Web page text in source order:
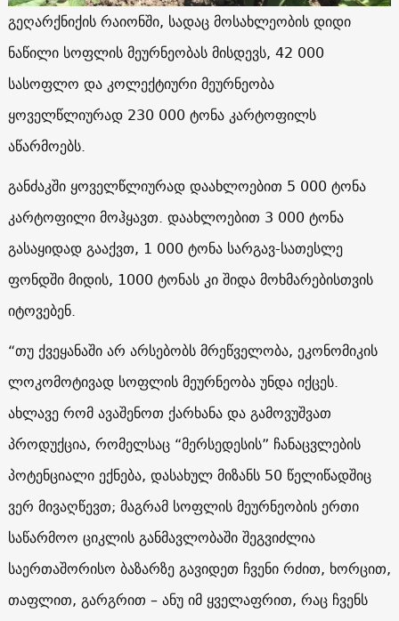
გეღარქნიქის რაიონში, სადაც მოსახლეობის დიდი
ნაწილი სოფლის მეურნეობას მისდევს, 42 000
სასოფლო და კოლექტიური მეურნეობა
ყოველწლიურად 230 000 ტონა კარტოფილს
აწარმოებს.
განძაკში ყოველწლიურად დაახლოებით 5 000 ტონა
კარტოფილი მოჰყავთ. დაახლოებით 3 000 ტონა
გასაყიდად გააქვთ, 1 000 ტონა სარგავ-სათესლე
ფონდში მიდის, 1000 ტონას კი შიდა მოხმარებისთვის
იტოვებენ.
“თუ ქვეყანაში არ არსებობს მრეწველობა, ეკონომიკის
ლოკომოტივად სოფლის მეურნეობა უნდა იქცეს.
ახლავე რომ ავაშენოთ ქარხანა და გამოვუშვათ
პროდუქცია, რომელსაც “მერსედესის” ჩანაცვლების
პოტენციალი ექნება, დასახულ მიზანს 50 წელიწადშიც
ვერ მივაღწევთ; მაგრამ სოფლის მეურნეობის ერთი
საწარმოო ციკლის განმავლობაში შეგვიძლია
საერთაშორისო ბაზარზე გავიდეთ ჩვენი რძით, ხორცით,
თაფლით, გარგრით – ანუ იმ ყველაფრით, რაც ჩვენს